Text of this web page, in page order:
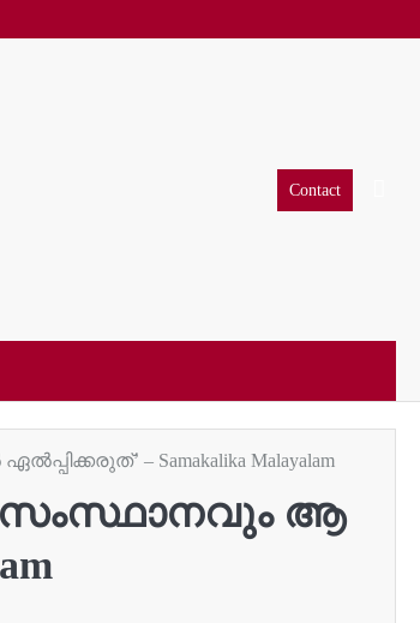
Contact
– Samakalika Malayalam
സംസ്ഥാനവും ആ